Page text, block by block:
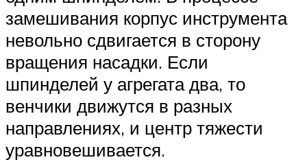
замешивания корпус инструмента
невольно сдвигается в сторону
вращения насадки. Если
шпинделей у агрегата два, то
венчики движутся в разных
направлениях, и центр тяжести
уравновешивается.